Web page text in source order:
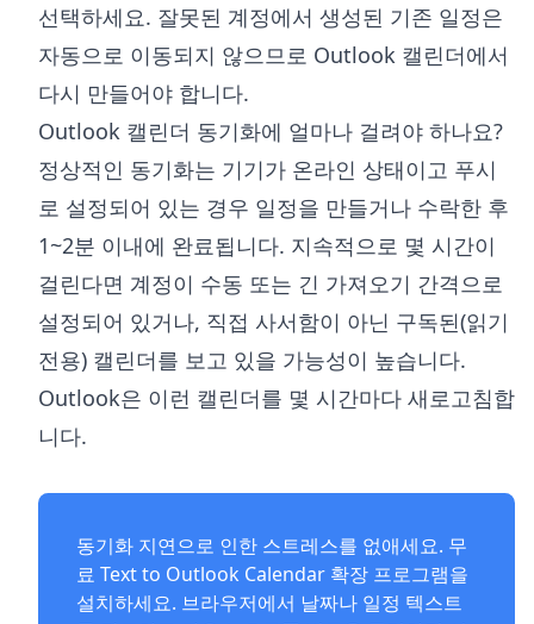
선택하세요. 잘못된 계정에서 생성된 기존 일정은
자동으로 이동되지 않으므로 Outlook 캘린더에서
다시 만들어야 합니다.
Outlook 캘린더 동기화에 얼마나 걸려야 하나요?
정상적인 동기화는 기기가 온라인 상태이고 푸시
로 설정되어 있는 경우 일정을 만들거나 수락한 후
1~2분 이내에 완료됩니다. 지속적으로 몇 시간이
걸린다면 계정이 수동 또는 긴 가져오기 간격으로
설정되어 있거나, 직접 사서함이 아닌 구독된(읽기
전용) 캘린더를 보고 있을 가능성이 높습니다.
Outlook은 이런 캘린더를 몇 시간마다 새로고침합
니다.
동기화 지연으로 인한 스트레스를 없애세요. 무
료 Text to Outlook Calendar 확장 프로그램을
설치하세요. 브라우저에서 날짜나 일정 텍스트